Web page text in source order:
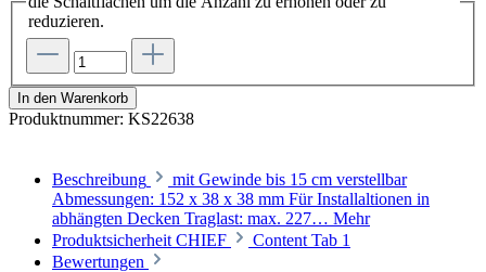
reduzieren.
In den Warenkorb
Produktnummer: KS22638
Beschreibung
mit Gewinde bis 15 cm verstellbar
Abmessungen: 152 x 38 x 38 mm Für Installaltionen in
abhängten Decken Traglast: max. 227… Mehr
Produktsicherheit CHIEF
Content Tab 1
Bewertungen